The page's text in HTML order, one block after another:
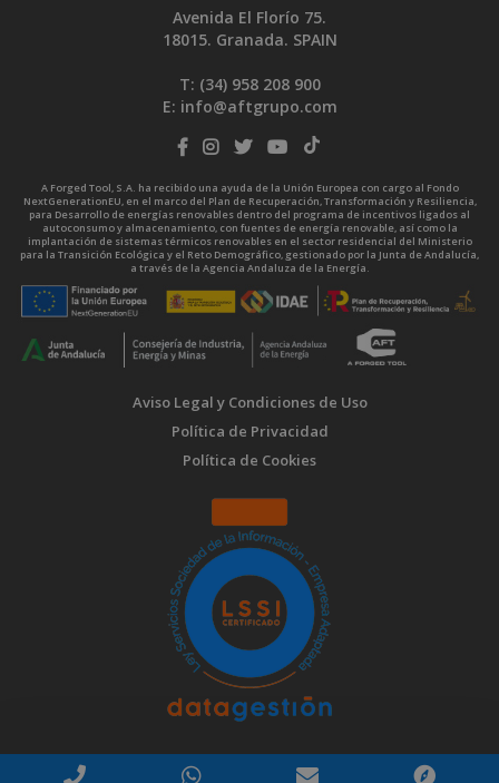
Avenida El Florío 75.
18015. Granada. SPAIN
T: (34) 958 208 900
E: info@aftgrupo.com
A Forged Tool, S.A. ha recibido una ayuda de la Unión Europea con cargo al Fondo
NextGenerationEU, en el marco del Plan de Recuperación, Transformación y Resiliencia,
para Desarrollo de energías renovables dentro del programa de incentivos ligados al
autoconsumo y almacenamiento, con fuentes de energía renovable, así como la
implantación de sistemas térmicos renovables en el sector residencial del Ministerio
para la Transición Ecológica y el Reto Demográfico, gestionado por la Junta de Andalucía,
a través de la Agencia Andaluza de la Energía.
Aviso Legal y Condiciones de Uso
Política de Privacidad
Política de Cookies